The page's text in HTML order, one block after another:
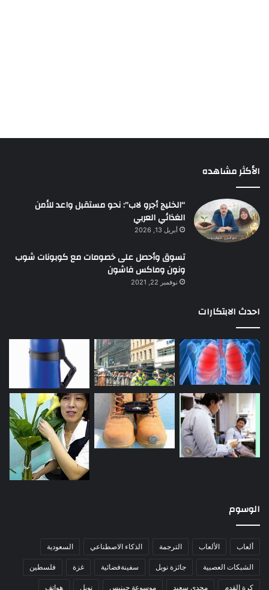
الأكثر مشاهده
“الخليج أجرو لاب”: نحو مستقبل واعد للأمن
الغذائي العربي
أبريل 13, 2026
تسوق وأحصل على خصومات مع كوبونات شوب
ونون وماكس فاشون
نوفمبر 22, 2021
احدث الابتكارات
الوسوم
ألعاب الألعاب الترجمة الذكاء الاصطناعي السعودية
الشبكات العصبية جائزة نوبل سفينةفضائية غزة فلسطين
كرة القدم مجدي سعيد موسوعة جينيس نوبل هواتف